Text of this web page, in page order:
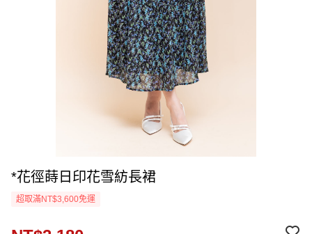
*花徑蒔日印花雪紡長裙
超取滿NT$3,600免運